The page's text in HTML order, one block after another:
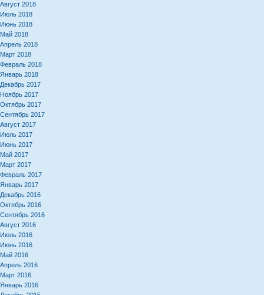
Август 2018
Июль 2018
Июнь 2018
Май 2018
Апрель 2018
Март 2018
Февраль 2018
Январь 2018
Декабрь 2017
Ноябрь 2017
Октябрь 2017
Сентябрь 2017
Август 2017
Июль 2017
Июнь 2017
Май 2017
Март 2017
Февраль 2017
Январь 2017
Декабрь 2016
Октябрь 2016
Сентябрь 2016
Август 2016
Июль 2016
Июнь 2016
Май 2016
Апрель 2016
Март 2016
Январь 2016